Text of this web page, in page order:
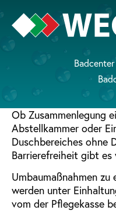
Ob Zusammenlegung
Abstellkammer oder
Duschbereiches ohne
Barrierefreiheit gibt
Umbaumaßnahmen zu
werden unter
vom der Pflegekasse